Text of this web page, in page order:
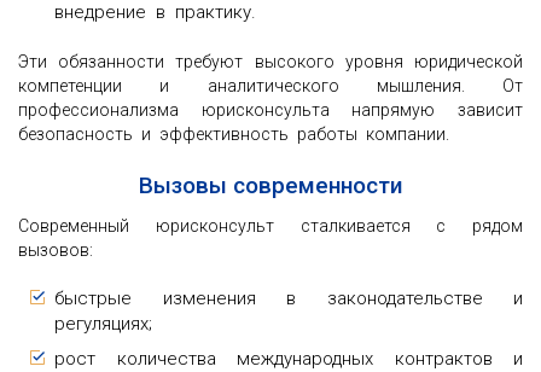
внедрение в практику.
Эти обязанности требуют высокого уровня юридической
компетенции и аналитического мышления. От
профессионализма юрисконсульта напрямую зависит
безопасность и эффективность работы компании.
Вызовы современности
Современный юрисконсульт сталкивается с рядом
вызовов:
быстрые изменения в законодательстве и
регуляциях;
рост количества международных контрактов и